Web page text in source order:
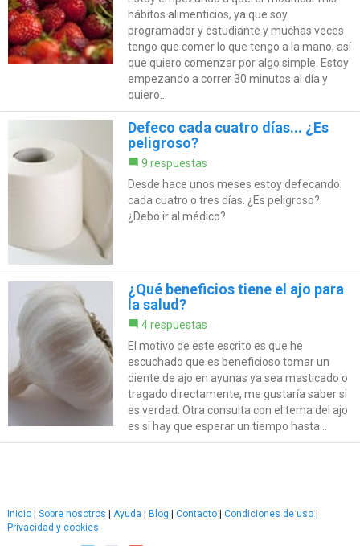
hábitos alimenticios, ya que soy
programador y estudiante y muchas veces
tengo que comer lo que tengo a la mano, así
que quiero comenzar por algo simple. Estoy
empezando a correr 30 minutos al día y
quiero...
Defeco cada cuatro días... ¿Es
peligroso?
9 respuestas
Desde hace unos meses estoy defecando
cada cuatro o tres días. ¿Es peligroso?
¿Debo ir al médico?
¿Qué beneficios tiene el ajo para
la salud?
4 respuestas
El motivo de este escrito es que he
escuchado que es beneficioso tomar un
diente de ajo en ayunas ya sea masticado o
tragado directamente, me gustaría saber si
es verdad. Otra consulta con el tema del ajo
es si hay que esperar un tiempo hasta...
Inicio Sobre nosotros Ayuda Blog Contacto Condiciones de uso
Privacidad y cookies